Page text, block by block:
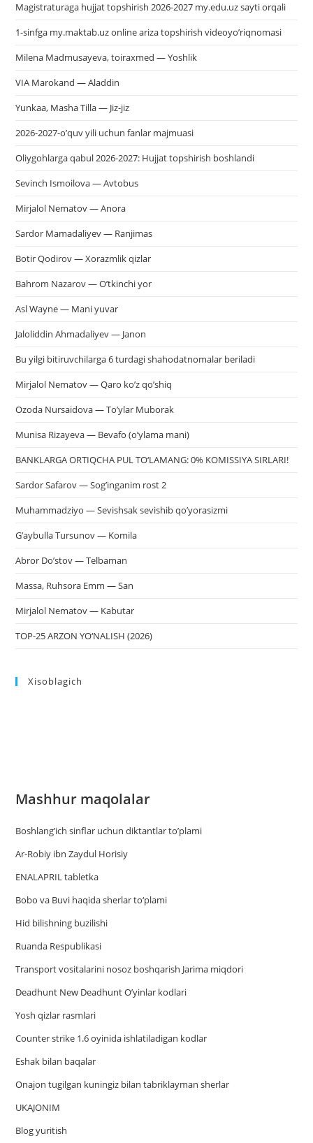
Magistraturaga hujjat topshirish 2026-2027 my.edu.uz sayti orqali
1-sinfga my.maktab.uz online ariza topshirish videoyo’riqnomasi
Milena Madmusayeva, toiraxmed — Yoshlik
VIA Marokand — Aladdin
Yunkaa, Masha Tilla — Jiz-jiz
2026-2027-o’quv yili uchun fanlar majmuasi
Oliygohlarga qabul 2026-2027: Hujjat topshirish boshlandi
Sevinch Ismoilova — Avtobus
Mirjalol Nematov — Anora
Sardor Mamadaliyev — Ranjimas
Botir Qodirov — Xorazmlik qizlar
Bahrom Nazarov — O’tkinchi yor
Asl Wayne — Mani yuvar
Jaloliddin Ahmadaliyev — Janon
Bu yilgi bitiruvchilarga 6 turdagi shahodatnomalar beriladi
Mirjalol Nematov — Qaro ko’z qo’shiq
Ozoda Nursaidova — To’ylar Muborak
Munisa Rizayeva — Bevafo (o’ylama mani)
BANKLARGA ORTIQCHA PUL TO‘LAMANG: 0% KOMISSIYA SIRLARI!
Sardor Safarov — Sog’inganim rost 2
Muhammadziyo — Sevishsak sevishib qo’yorasizmi
G’aybulla Tursunov — Komila
Abror Do’stov — Telbaman
Massa, Ruhsora Emm — San
Mirjalol Nematov — Kabutar
TOP-25 ARZON YO‘NALISH (2026)
Xisoblagich
Mashhur maqolalar
Boshlang’ich sinflar uchun diktantlar to’plami
Ar-Robiy ibn Zaydul Horisiy
ENALAPRIL tabletka
Bobo va Buvi haqida sherlar to‘plami
Hid bilishning buzilishi
Ruanda Respublikasi
Trаnsport vositаlаrini nosoz boshqаrish Jаrimа miqdori
Deadhunt New Deadhunt O’yinlar kodlari
Yosh qizlar rasmlari
Counter strike 1.6 oyinida ishlatiladigan kodlar
Eshak bilan baqalar
Onajon tugilgan kuningiz bilan tabriklayman sherlar
UKAJONIM
Blog yuritish